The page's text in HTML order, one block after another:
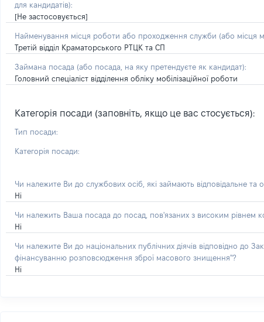
для кандидатів):
[Не застосовується]
Найменування місця роботи або проходження служби (або місця
Третій відділ Краматорського РТЦК та СП
Займана посада (або посада, на яку претендуєте як кандидат):
Головний спеціаліст відділення обліку мобілізаційної роботи
Категорія посади (заповніть, якщо це вас стосується):
Тип посади:
Категорія посади:
Чи належите Ви до службових осіб, які займають відповідальне та
Ні
Чи належить Ваша посада до посад, пов'язаних з високим рівнем
Ні
Чи належите Ви до національних публічних діячів відповідно до
фінансуванню розповсюдження зброї масового знищення"?
Ні